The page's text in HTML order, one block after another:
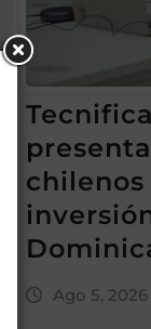
Ago 5, 2026